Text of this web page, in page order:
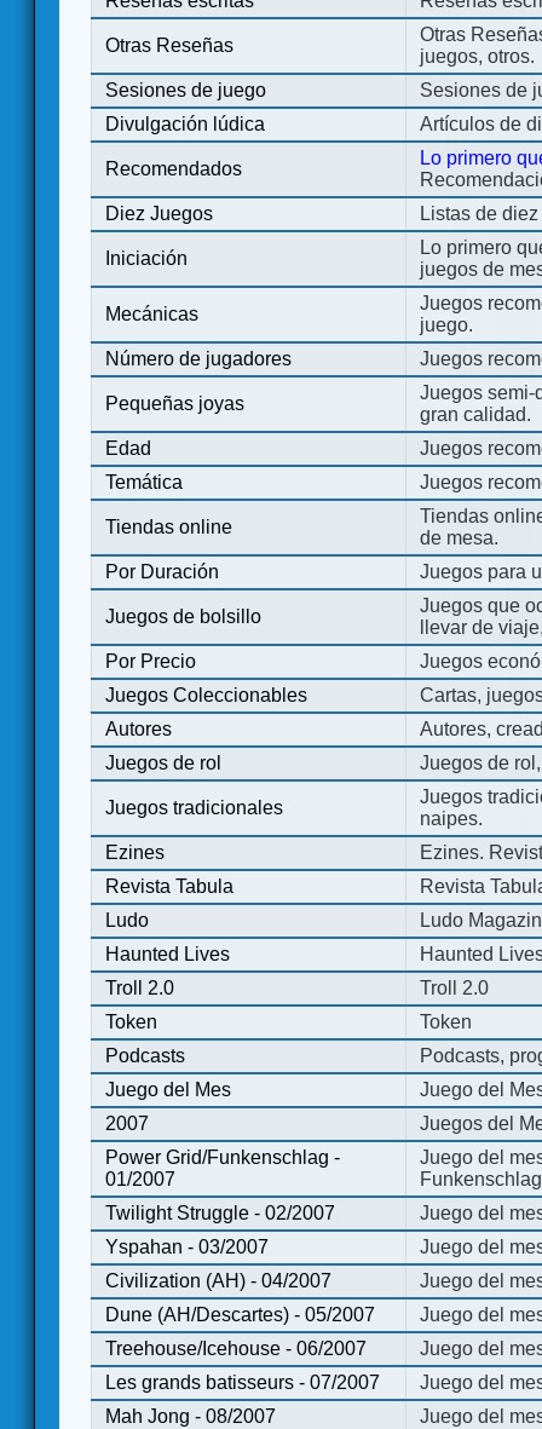
Otras Reseñas
Otras
juegos, otros.
Sesiones de juego
Sesiones de
Divulgación lúdica
Artículos de
Recomendados
Lo primero
Diez Juegos
Listas de
Iniciación
Lo primero
juegos de
Mecánicas
Juegos
juego.
Número de jugadores
Juegos
Pequeñas joyas
Juegos semi-
gran calidad.
Edad
Juegos
Temática
Juegos
Tiendas online
Tiendas
de mesa.
Por Duración
Juegos para
Juegos de bolsillo
Juegos que
llevar de
Por Precio
Juegos
Juegos Coleccionables
Cartas,
Autores
Autores,
Juegos de rol
Juegos de
Juegos tradicionales
Juegos
naipes.
Ezines
Ezines.
Revista Tabula
Revista
Ludo
Ludo
Haunted Lives
Haunted
Troll 2.0
Troll 2.0
Token
Token
Podcasts
Podcasts,
Juego del Mes
Juego del
2007
Juegos del
Power Grid/Funkenschlag -
01/2007
Juego del
Twilight Struggle - 02/2007
Juego del
Yspahan - 03/2007
Juego del
Civilization (AH) - 04/2007
Juego del
Dune (AH/Descartes) - 05/2007
Juego del
Treehouse/Icehouse - 06/2007
Juego del
Les grands batisseurs - 07/2007
Juego del
Mah Jong - 08/2007
Juego del